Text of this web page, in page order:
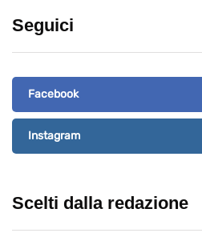
Seguici
Facebook
Instagram
Scelti dalla redazione